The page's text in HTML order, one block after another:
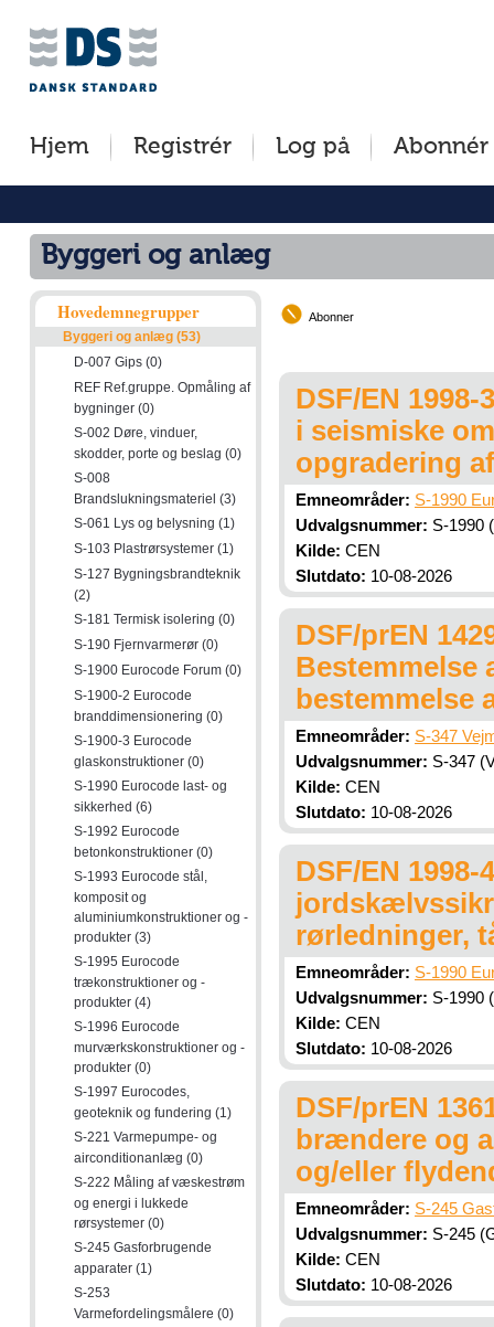
Jump
[s]
Tilgængelighed
Betingelser
Hjem Registrér Log på Abonnér
Byggeri og anlæg
Hovedemnegrupper
Byggeri og anlæg (53)
D-007 Gips (0)
REF Ref.gruppe. Opmåling af
bygninger (0)
S-002 Døre, vinduer,
skodder, porte og beslag (0)
S-008
Brandslukningsmateriel (3)
S-061 Lys og belysning (1)
S-103 Plastrørsystemer (1)
S-127 Bygningsbrandteknik
(2)
S-181 Termisk isolering (0)
S-190 Fjernvarmerør (0)
S-1900 Eurocode Forum (0)
S-1900-2 Eurocode
branddimensionering (0)
S-1900-3 Eurocode
glaskonstruktioner (0)
S-1990 Eurocode last- og
sikkerhed (6)
S-1992 Eurocode
betonkonstruktioner (0)
S-1993 Eurocode stål,
komposit og
aluminiumkonstruktioner og -
produkter (3)
S-1995 Eurocode
trækonstruktioner og -
produkter (4)
S-1996 Eurocode
murværkskonstruktioner og -
produkter (0)
S-1997 Eurocodes,
geoteknik og fundering (1)
S-221 Varmepumpe- og
airconditionanlæg (0)
S-222 Måling af væskestrøm
og energi i lukkede
rørsystemer (0)
S-245 Gasforbrugende
apparater (1)
S-253
Varmefordelingsmålere (0)
Abonner
DSF/EN
i seismiske
opgradering
Emneområder: S-1990
Udvalgsnummer: S-1990
Kilde: CEN
Slutdato: 10-08-2026
DSF/prEN
Bestemmelse
bestemmelse
Emneområder: S-347
Udvalgsnummer: S-347
Kilde: CEN
Slutdato: 10-08-2026
DSF/EN
rørledninger,
Emneområder: S-1990
Udvalgsnummer: S-1990
Kilde: CEN
Slutdato: 10-08-2026
DSF/prEN
brændere og
og/eller
Emneområder: S-245
Udvalgsnummer: S-245
Kilde: CEN
Slutdato: 10-08-2026